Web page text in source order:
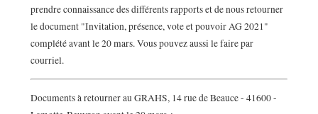
prendre connaissance des différents rapports et de nous retourner
le document "Invitation, présence, vote et pouvoir AG 2021"
complété avant le 20 mars. Vous pouvez aussi le faire par
courriel.
Documents à retourner au GRAHS, 14 rue de Beauce - 41600 -